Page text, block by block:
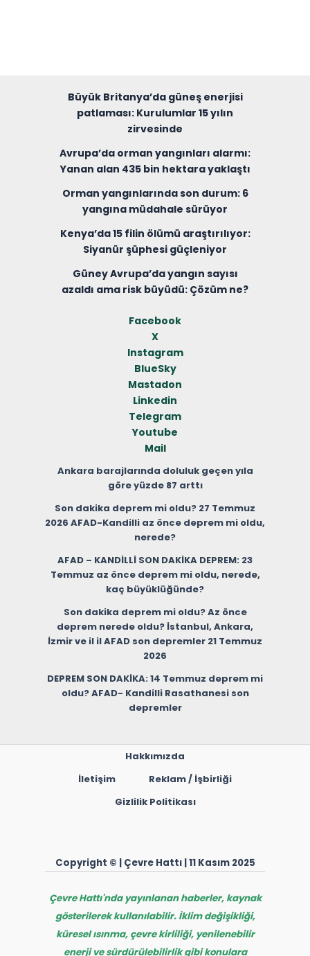
Büyük Britanya’da güneş enerjisi
patlaması: Kurulumlar 15 yılın
zirvesinde
Avrupa’da orman yangınları alarmı:
Yanan alan 435 bin hektara yaklaştı
Orman yangınlarında son durum: 6
yangına müdahale sürüyor
Kenya’da 15 filin ölümü araştırılıyor:
Siyanür şüphesi güçleniyor
Güney Avrupa’da yangın sayısı
azaldı ama risk büyüdü: Çözüm ne?
Facebook
X
Instagram
BlueSky
Mastadon
Linkedin
Telegram
Youtube
Mail
Ankara barajlarında doluluk geçen yıla
göre yüzde 87 arttı
Son dakika deprem mi oldu? 27 Temmuz
2026 AFAD-Kandilli az önce deprem mi oldu,
nerede?
AFAD – KANDİLLİ SON DAKİKA DEPREM: 23
Temmuz az önce deprem mi oldu, nerede,
kaç büyüklüğünde?
Son dakika deprem mi oldu? Az önce
deprem nerede oldu? İstanbul, Ankara,
İzmir ve il il AFAD son depremler 21 Temmuz
2026
DEPREM SON DAKİKA: 14 Temmuz deprem mi
oldu? AFAD- Kandilli Rasathanesi son
depremler
Hakkımızda
İletişim
Reklam / İşbirliği
Gizlilik Politikası
Copyright © | Çevre Hattı | 11 Kasım 2025
Çevre Hattı'nda yayınlanan haberler, kaynak
gösterilerek kullanılabilir. İklim değişikliği,
küresel ısınma, çevre kirliliği, yenilenebilir
enerji ve sürdürülebilirlik gibi konulara